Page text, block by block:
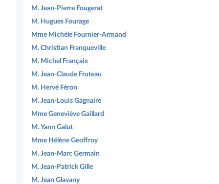
M. Jean-Pierre Fougerat
M. Hugues Fourage
Mme Michèle Fournier-Armand
M. Christian Franqueville
M. Michel Françaix
M. Jean-Claude Fruteau
M. Hervé Féron
M. Jean-Louis Gagnaire
Mme Geneviève Gaillard
M. Yann Galut
Mme Hélène Geoffroy
M. Jean-Marc Germain
M. Jean-Patrick Gille
M. Jean Glavany